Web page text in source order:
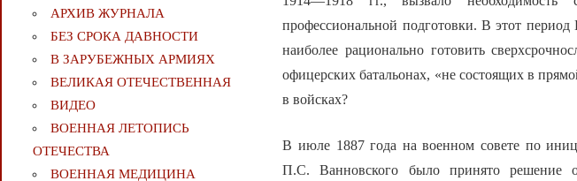
профессиональной подготовки. В этот
наиболее рационально готовить
офицерских батальонах, «не состоящих в
в войсках?
В июле 1887 года на военном совете по
П.С. Ванновского было принято решение
АРХИВ ЖУРНАЛА
БЕЗ СРОКА ДАВНОСТИ
В ЗАРУБЕЖНЫХ АРМИЯХ
ВЕЛИКАЯ ОТЕЧЕСТВЕННАЯ
ВИДЕО
ВОЕННАЯ ЛЕТОПИСЬ
ОТЕЧЕСТВА
ВОЕННАЯ МЕДИЦИНА